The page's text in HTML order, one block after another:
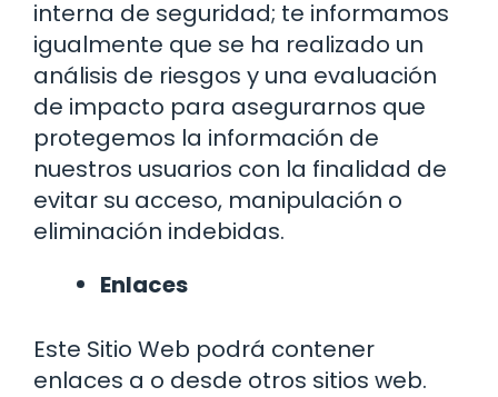
interna de seguridad; te informamos
igualmente que se ha realizado un
análisis de riesgos y una evaluación
de impacto para asegurarnos que
protegemos la información de
nuestros usuarios con la finalidad de
evitar su acceso, manipulación o
eliminación indebidas.
Enlaces
Este Sitio Web podrá contener
enlaces a o desde otros sitios web.